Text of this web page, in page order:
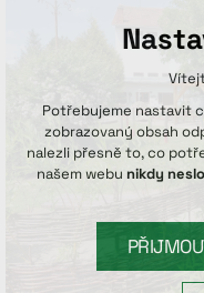
Potřebujeme nastavit
zobrazovaný obsah
nalezli přesně to, co
našem webu nikdy